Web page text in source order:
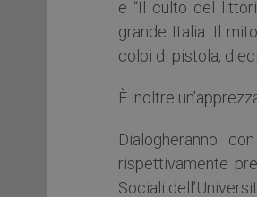
e “Il culto del
grande Italia. Il
colpi di pistola,
È inoltre
Dialogheranno
rispettivamente
Sociali